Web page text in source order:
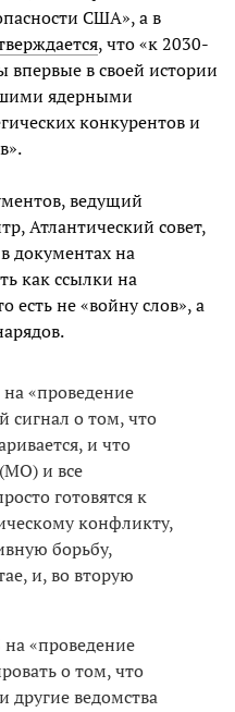
США», а в
, что «к 2030-
в своей истории
ядерными
конкурентов и
ведущий
Атлантический совет,
документах на
как ссылки на
есть не «войну слов», а
«проведение
сигнал о том, что
и что
и все
готовятся к
конфликту,
борьбу,
и, во вторую
на «проведение
о том, что
другие ведомства